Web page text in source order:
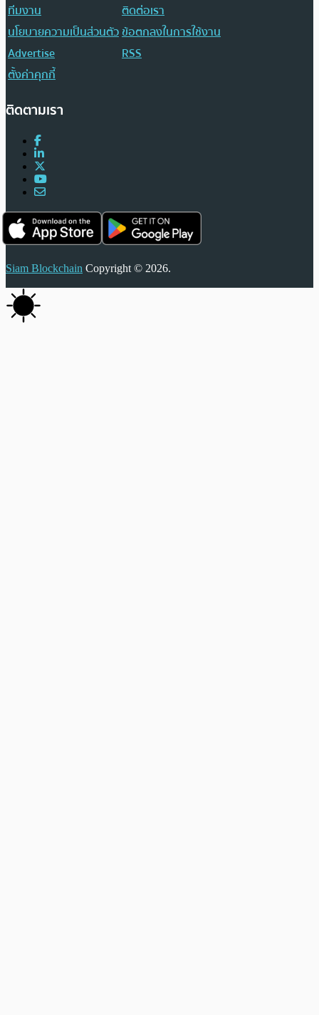
ทีมงาน
ติดต่อเรา
นโยบายความเป็นส่วนตัวข้อตกลงในการใช้งาน
Advertise
RSS
ตั้งค่าคุกกี้
ติดตามเรา
Siam Blockchain Copyright © 2026.